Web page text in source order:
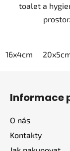
toalet a
prostor.
16x4cm
Informace
O nás
Kontakty